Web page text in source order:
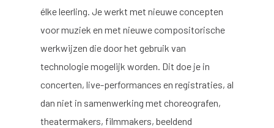
élke leerling. Je werkt met nieuwe concepten
voor muziek en met nieuwe compositorische
werkwijzen die door het gebruik van
technologie mogelijk worden. Dit doe je in
concerten, live-performances en registraties, al
dan niet in samenwerking met choreografen,
theatermakers, filmmakers, beeldend